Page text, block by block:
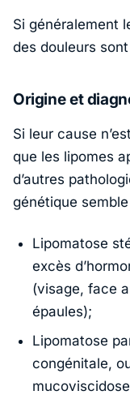
Si généralement
des douleurs
Origine et
Si leur cause
que les lipomes
d’autres
génétique
Lipomatose
excès
(visage, face
épaules);
Lipomatose
congénitale,